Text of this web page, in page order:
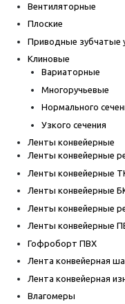
Вентиляторные
Плоские
Приводные зубчатые
Клиновые
Вариаторные
Многоручьевые
Нормального
Узкого сечения
Ленты конвейерные
Ленты конвейерные
Ленты конвейерные
Ленты конвейерные
Ленты конвейерные
Ленты конвейерные
Гофроборт ПВХ
Лента конвейерная
Лента конвейерная
Влагомеры